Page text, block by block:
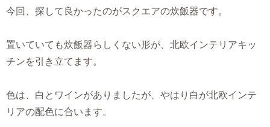
今回、探して良かったのがスクエアの炊飯器です。
置いていても炊飯器らしくない形が、北欧インテリアキッ
チンを引き立てます。
色は、白とワインがありましたが、やはり白が北欧インテ
リアの配色に合います。